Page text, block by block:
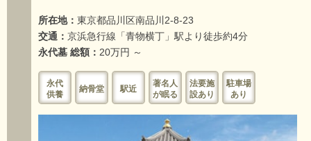
所在地： 東京都品川区南品川2-8-23
交通： 京浜急行線「青物横丁」駅より徒歩約4分
永代墓 総額： 20万円 ～
永代
供養
納骨堂 駅近
著名人
が眠る
法要施
設あり
駐車場
あり